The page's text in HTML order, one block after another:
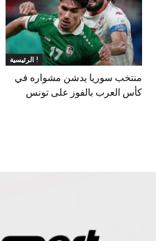
الرئيسية !
منتخب سوريا يدشن مشواره في
كأس العرب بالفوز على تونس